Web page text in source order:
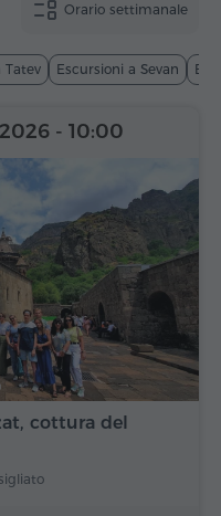
Orario settimanale
Tatev Escursioni a Sevan
cottura del
- 10:00